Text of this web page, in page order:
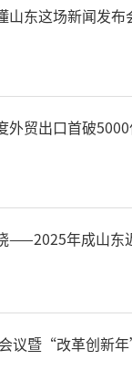
将从免
目前
下架现
生服务
市海珠
据通
疫苗
东这场新闻发布
外贸出口首破
——2025年成山东
议暨“改革创新